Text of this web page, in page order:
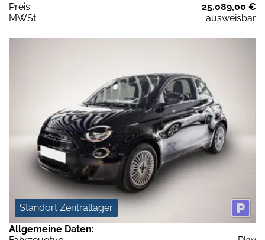
Preis:
25.089,00 €
MWSt:
ausweisbar
Standort Zentrallager
Allgemeine Daten: